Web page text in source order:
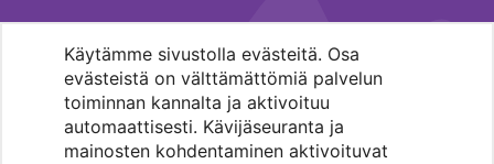
Käytämme sivustolla evästeitä. Osa
evästeistä on välttämättömiä palvelun
toiminnan kannalta ja aktivoituu
automaattisesti. Kävijäseuranta ja
mainosten kohdentaminen aktivoituvat
MENOHAKU